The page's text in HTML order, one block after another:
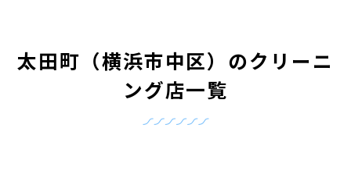
太田町（横浜市中区）のクリーニ
ング店一覧